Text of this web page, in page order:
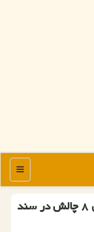
منو
تقویت صنایع فرهنگی و خلاق با احصای ۸ چالش در سند